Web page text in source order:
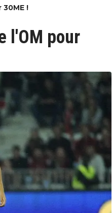
!
l'OM pour